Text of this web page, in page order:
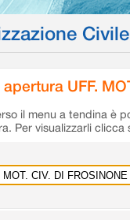
Civile
UFF.
il menu a tendina è
Per visualizzarli clicca